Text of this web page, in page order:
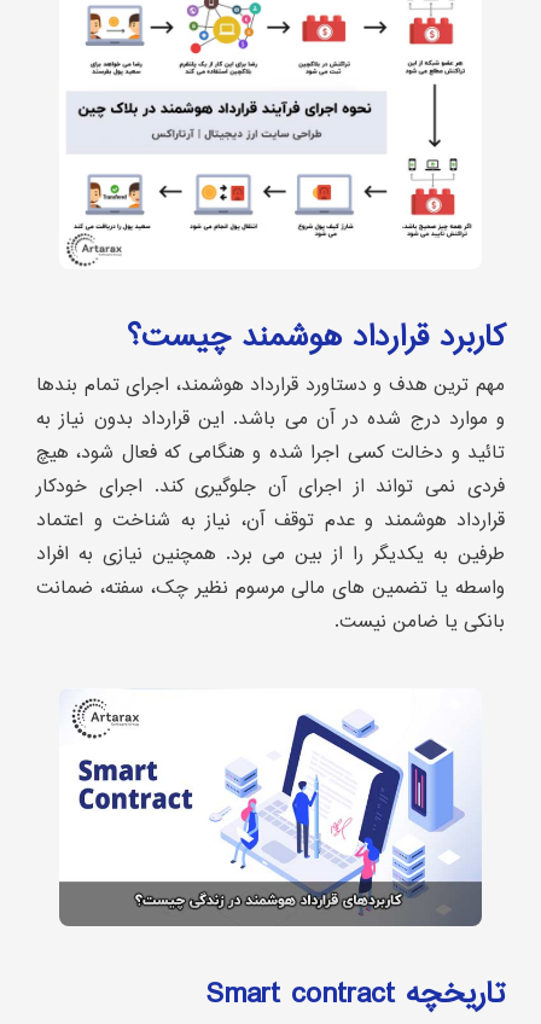
کاربرد قرارداد هوشمند چیست؟
مهم ترین هدف و دستاورد قرارداد هوشمند، اجرای تمام بندها
و موارد درج شده در آن می باشد. این قرارداد بدون نیاز به
تائید و دخالت کسی اجرا شده و هنگامی که فعال شود، هیچ
فردی نمی تواند از اجرای آن جلوگیری کند. اجرای خودکار
قرارداد هوشمند و عدم توقف آن، نیاز به شناخت و اعتماد
طرفین به یکدیگر را از بین می برد. همچنین نیازی به افراد
واسطه یا تضمین های مالی مرسوم نظیر چک، سفته، ضمانت
بانکی یا ضامن نیست.
تاریخچه Smart contract